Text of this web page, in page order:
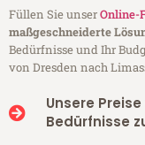
Füllen Sie unserOnline-
maßgeschneiderte
Bedürfnisse und Ihr
von Dresden nach
Unsere
Bedürfnisse